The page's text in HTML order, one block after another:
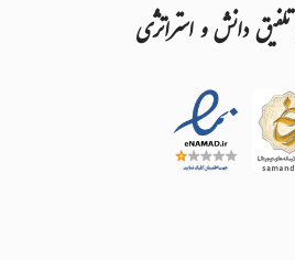
تلفیقدانشواستراتژی